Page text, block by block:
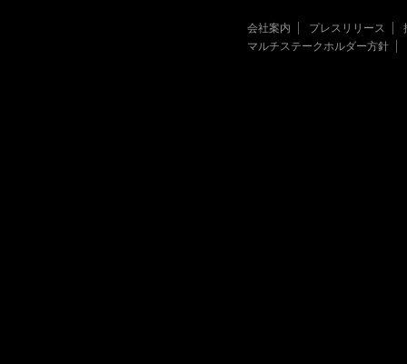
会社案内 プレスリリース
マルチステークホルダー方針